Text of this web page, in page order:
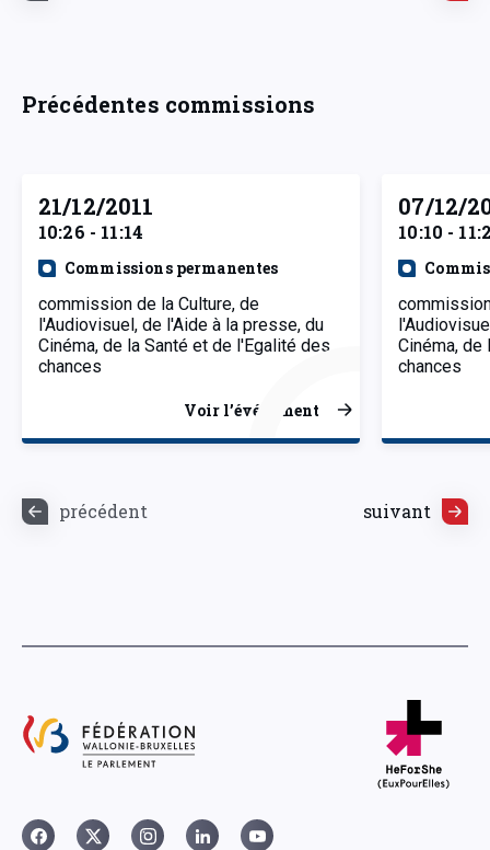
Précédentes commissions
21/12/2011
10:26 - 11:14
Commissions permanentes
commission de la Culture, de
l'Audiovisuel, de l'Aide à la presse, du
Cinéma, de la Santé et de l'Egalité des
chances
Voir l’événement
07/12/
10:10 -
Cinéma,
chances
précédent suivant